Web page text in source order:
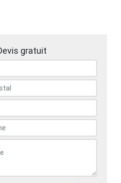
gratuit